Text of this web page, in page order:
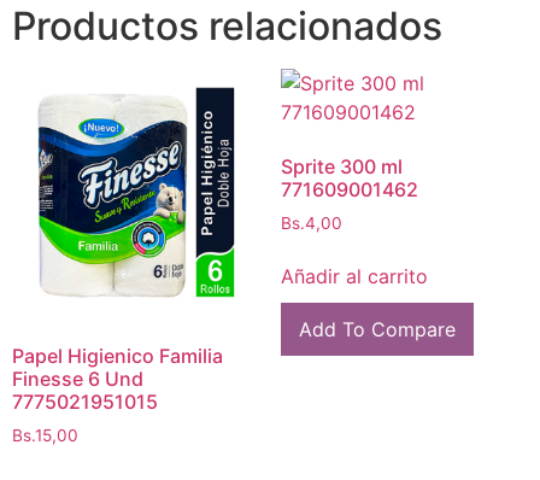
Productos relacionados
Papel Higienico Familia
Finesse 6 Und
7775021951015
Bs.15,00
Sprite 300 ml
771609001462
Bs.4,00
Añadir al carrito
Add To Compare